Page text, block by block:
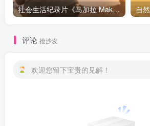
社会生活纪录片《马加拉 Makala》下载
评论 抢沙发
欢迎您留下宝贵的见解！